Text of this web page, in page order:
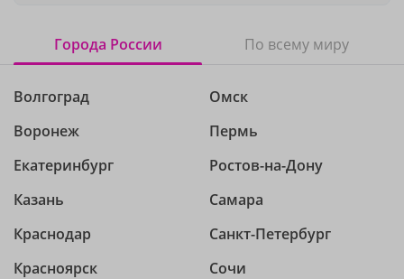
Города России По всему миру
Волгоград
Воронеж
Екатеринбург
Казань
Краснодар
Красноярск
Омск
Пермь
Ростов-на-Дону
Самара
Санкт-Петербург
Сочи